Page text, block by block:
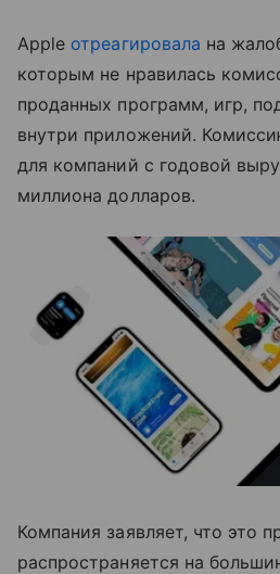
Apple отреагировала на
которым не нравилась
проданных программ, игр,
внутри приложений.
для компаний с годовой
миллиона долларов.
Компания заявляет, что это
распространяется на